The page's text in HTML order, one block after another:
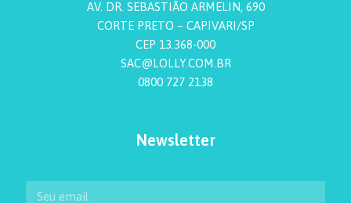
AV. DR. SEBASTIÃO ARMELIN, 690
CORTE PRETO – CAPIVARI/SP
CEP 13.368-000
SAC@LOLLY.COM.BR
0800 727 2138
Newsletter